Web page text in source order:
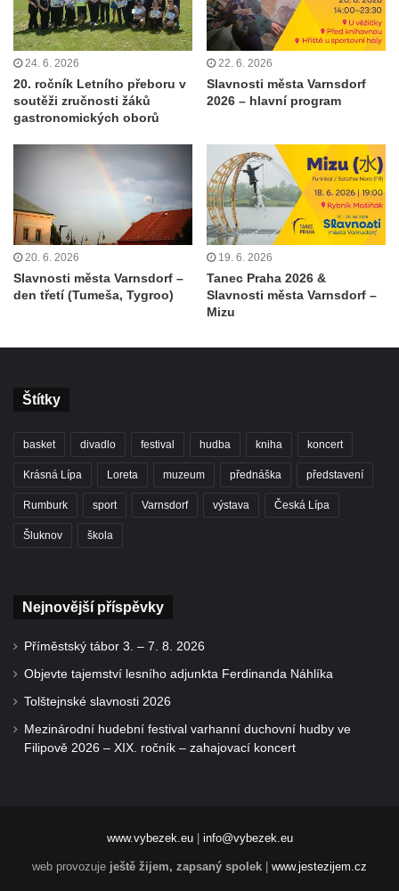
24. 6. 2026
20. ročník Letního přeboru v
soutěži zručnosti žáků
gastronomických oborů
22. 6. 2026
Slavnosti města Varnsdorf
2026 – hlavní program
20. 6. 2026
Slavnosti města Varnsdorf –
den třetí (Tumeša, Tygroo)
19. 6. 2026
Tanec Praha 2026 &
Slavnosti města Varnsdorf –
Mizu
Štítky
basket divadlo festival hudba kniha koncert
Krásná Lípa Loreta muzeum přednáška představení
Rumburk sport Varnsdorf výstava Česká Lípa
Šluknov škola
Nejnovější příspěvky
Příměstský tábor 3. – 7. 8. 2026
Objevte tajemství lesního adjunkta Ferdinanda Náhlíka
Tolštejnské slavnosti 2026
Mezinárodní hudební festival varhanní duchovní hudby ve
Filipově 2026 – XIX. ročník – zahajovací koncert
www.vybezek.eu| info@vybezek.eu
web provozuje ještě žijem, zapsaný spolek www.jestezijem.cz